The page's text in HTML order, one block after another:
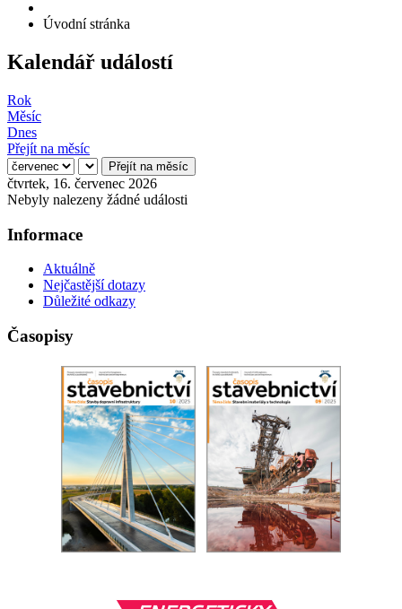
Úvodní stránka
Kalendář událostí
Rok
Měsíc
Dnes
Přejít na měsíc
Přejít na měsíc
čtvrtek, 16. červenec 2026
Nebyly nalezeny žádné události
Informace
Aktuálně
Nejčastější dotazy
Důležité odkazy
Časopisy